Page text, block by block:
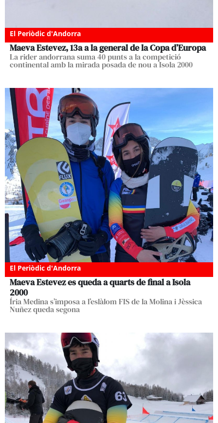
El Periòdic d'Andorra
Maeva Estevez, 13a a la general de la Copa d’Europa
La rider andorrana suma 40 punts a la competició
continental amb la mirada posada de nou a Isola 2000
El Periòdic d'Andorra
Maeva Estevez es queda a quarts de final a Isola
2000
Íria Medina s’imposa a l’eslàlom FIS de la Molina i Jèssica
Nuñez queda segona